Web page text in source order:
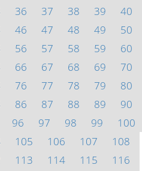
36 37 38 39
40
46 47 48 49
50
56 57 58 59
60
66 67 68 69
70
76 77 78 79
80
86 87 88 89
90
96 97 98 99
100
105 106 107
108
113 114 115
116